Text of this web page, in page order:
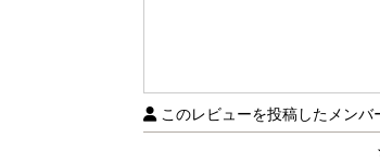
このレビューを投稿したメンバ